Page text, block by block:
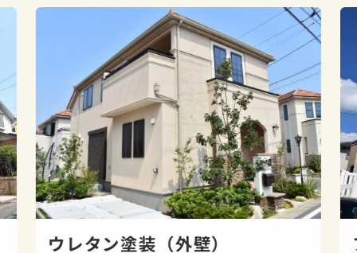
ウレタン塗装（外壁）